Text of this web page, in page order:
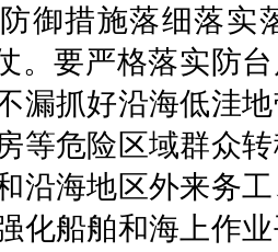
御措施落细落实
。要严格落实防
漏抓好沿海低洼
等危险区域群众
沿海地区外来务
化船舶和海上作